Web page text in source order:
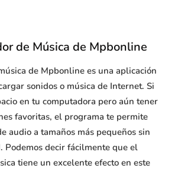
de Música de Mpbonline
de Mpbonline es una aplicación
sonidos o música de Internet. Si
en tu computadora pero aún tener
favoritas, el programa te permite
audio a tamaños más pequeños sin
Podemos decir fácilmente que el
tiene un excelente efecto en este